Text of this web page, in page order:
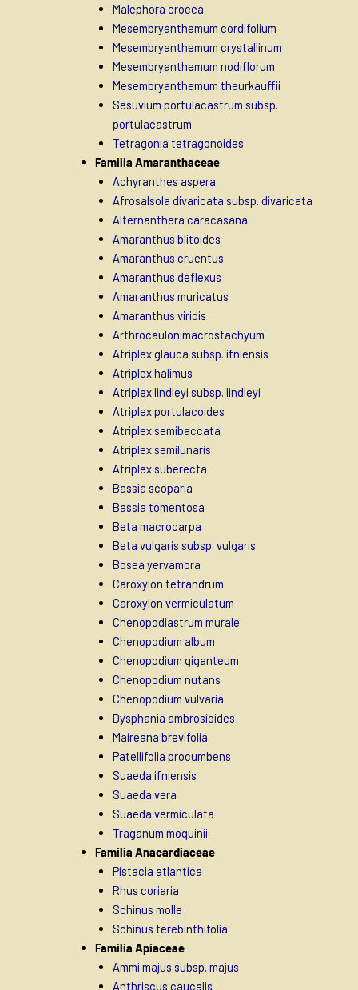
Malephora crocea
Mesembryanthemum cordifolium
Mesembryanthemum crystallinum
Mesembryanthemum nodiflorum
Mesembryanthemum theurkauffii
Sesuvium portulacastrum subsp.
portulacastrum
Tetragonia tetragonoides
Familia Amaranthaceae
Achyranthes aspera
Afrosalsola divaricata subsp. divaricata
Alternanthera caracasana
Amaranthus blitoides
Amaranthus cruentus
Amaranthus deflexus
Amaranthus muricatus
Amaranthus viridis
Arthrocaulon macrostachyum
Atriplex glauca subsp. ifniensis
Atriplex halimus
Atriplex lindleyi subsp. lindleyi
Atriplex portulacoides
Atriplex semibaccata
Atriplex semilunaris
Atriplex suberecta
Bassia scoparia
Bassia tomentosa
Beta macrocarpa
Beta vulgaris subsp. vulgaris
Bosea yervamora
Caroxylon tetrandrum
Caroxylon vermiculatum
Chenopodiastrum murale
Chenopodium album
Chenopodium giganteum
Chenopodium nutans
Chenopodium vulvaria
Dysphania ambrosioides
Maireana brevifolia
Patellifolia procumbens
Suaeda ifniensis
Suaeda vera
Suaeda vermiculata
Traganum moquinii
Familia Anacardiaceae
Pistacia atlantica
Rhus coriaria
Schinus molle
Schinus terebinthifolia
Familia Apiaceae
Ammi majus subsp. majus
Anthriscus caucalis